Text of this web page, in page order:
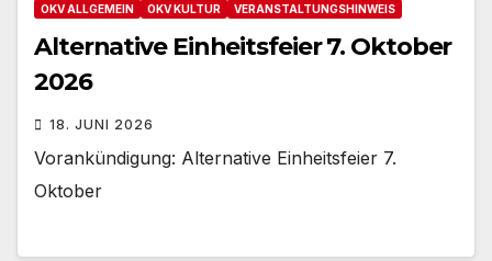
OKV ALLGEMEIN OKV KULTUR VERANSTALTUNGSHINWEIS
Alternative Einheitsfeier 7. Oktober
2026
18. JUNI 2026
Vorankündigung: Alternative Einheitsfeier 7.
Oktober